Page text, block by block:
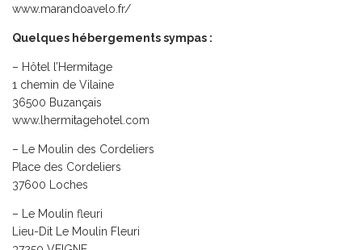
www.marandoavelo.fr/
Quelques hébergements sympas :
– Hôtel l’Hermitage
1 chemin de Vilaine
36500 Buzançais
www.lhermitagehotel.com
– Le Moulin des Cordeliers
Place des Cordeliers
37600 Loches
– Le Moulin fleuri
Lieu-Dit Le Moulin Fleuri